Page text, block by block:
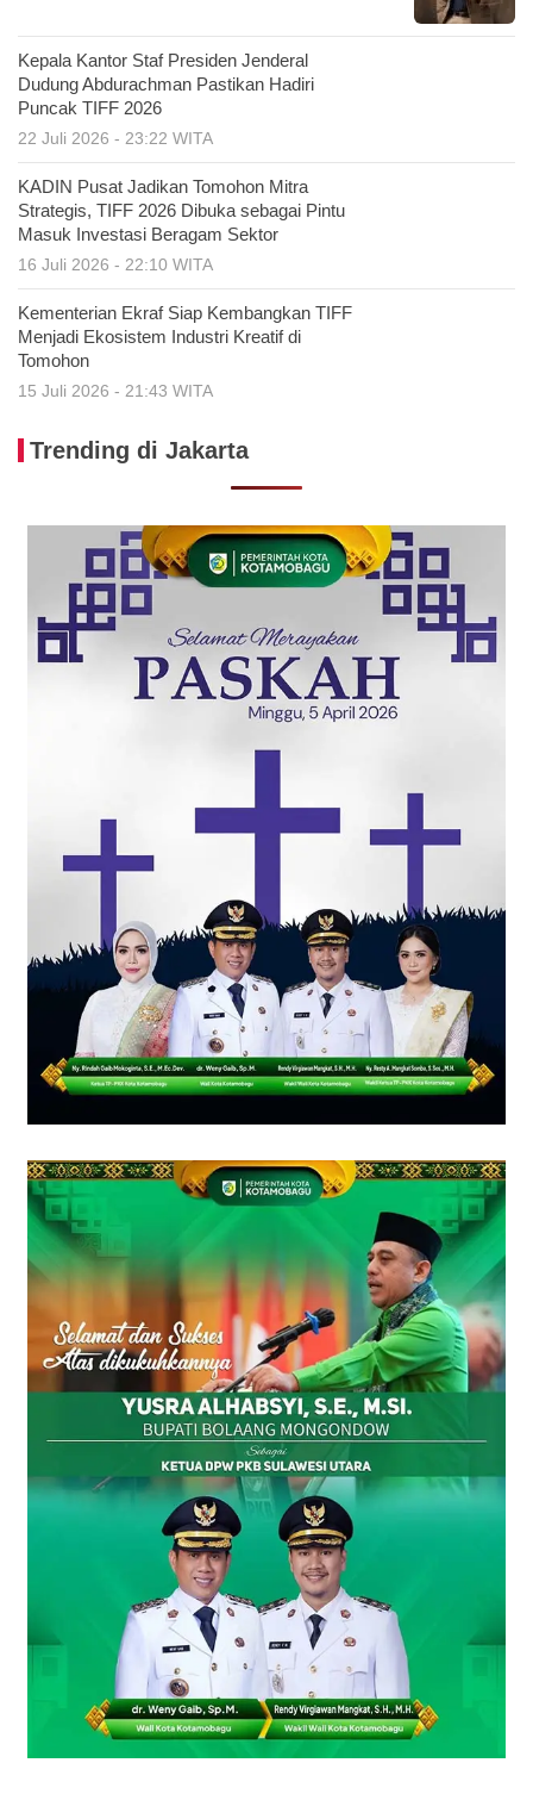
Kepala Kantor Staf Presiden Jenderal
Dudung Abdurachman Pastikan Hadiri
Puncak TIFF 2026
22 Juli 2026 - 23:22 WITA
KADIN Pusat Jadikan Tomohon Mitra
Strategis, TIFF 2026 Dibuka sebagai Pintu
Masuk Investasi Beragam Sektor
16 Juli 2026 - 22:10 WITA
Kementerian Ekraf Siap Kembangkan TIFF
Menjadi Ekosistem Industri Kreatif di
Tomohon
15 Juli 2026 - 21:43 WITA
Trending di Jakarta